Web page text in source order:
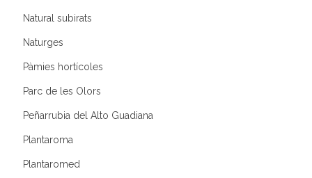
Natural subirats
Naturges
Pàmies hortícoles
Parc de les Olors
Peñarrubia del Alto Guadiana
Plantaroma
Plantaromed